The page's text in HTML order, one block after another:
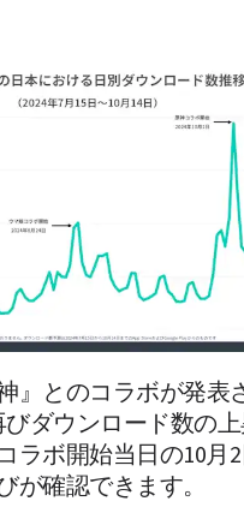
』とのコラボが発表
ダウンロード数の
ラボ開始当日の10月
が確認できます。